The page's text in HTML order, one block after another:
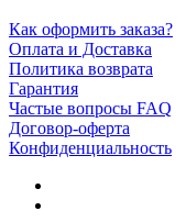
Как оформить заказа?
Оплата и Доставка
Политика возврата
Гарантия
Частые вопросы FAQ
Договор-оферта
Конфиденциальность